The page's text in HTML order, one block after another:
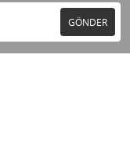
GÖNDER